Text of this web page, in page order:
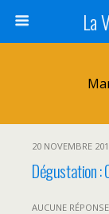
La
20 NOVEMBRE
Dégustation :
AUCUNE RÉPONSE